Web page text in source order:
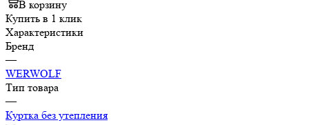
В корзину
Купить в 1 клик
Характеристики
Бренд
—
WERWOLF
Тип товара
—
Куртка без утепления